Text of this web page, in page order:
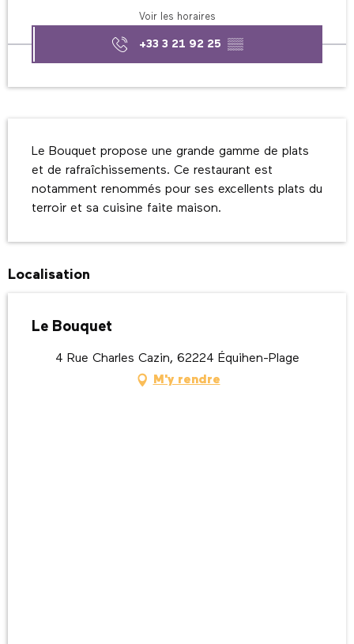
Voir les horaires
+33 3 21 92 25 ▒▒
Le Bouquet propose une grande gamme de plats
et de rafraîchissements. Ce restaurant est
notamment renommés pour ses excellents plats du
terroir et sa cuisine faite maison.
Localisation
Le Bouquet
4 Rue Charles Cazin, 62224 Équihen-Plage
M'y rendre